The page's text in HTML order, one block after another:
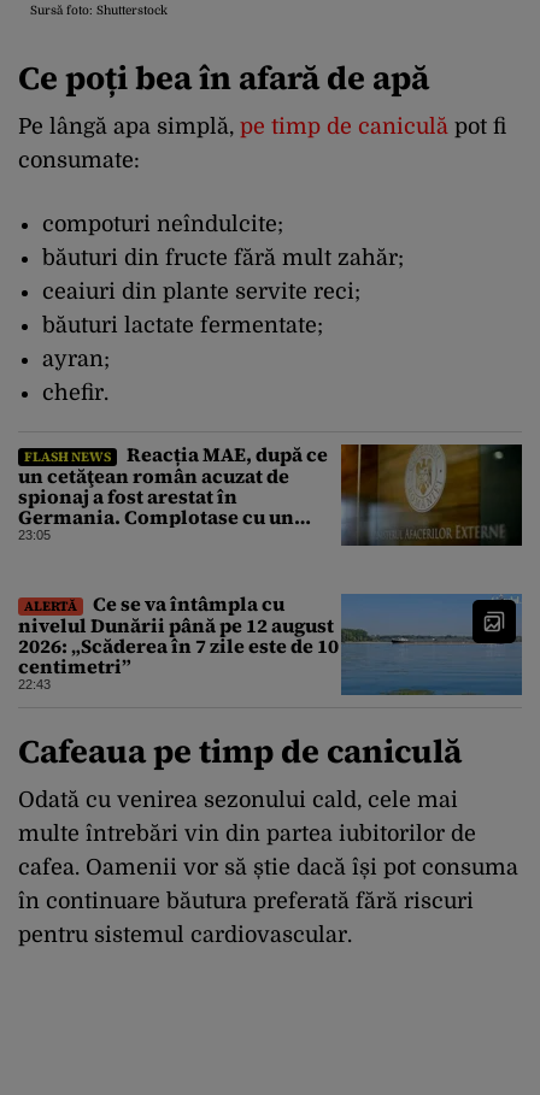
Sursă foto: Shutterstock
Ce poți bea în afară de apă
Pe lângă apa simplă, pe timp de caniculă pot fi
consumate:
compoturi neîndulcite;
băuturi din fructe fără mult zahăr;
ceaiuri din plante servite reci;
băuturi lactate fermentate;
ayran;
chefir.
FLASH NEWS
Reacția MAE, după ce
un cetăţean român acuzat de
spionaj a fost arestat în
Germania. Complotase cu un
ucrainean ca să asasineze un
23:05
ALERTĂ
Ce se va întâmpla cu
nivelul Dunării până pe 12 august
2026: „Scăderea în 7 zile este de 10
centimetri”
22:43
Cafeaua pe timp de caniculă
Odată cu venirea sezonului cald, cele mai
multe întrebări vin din partea iubitorilor de
cafea. Oamenii vor să știe dacă își pot consuma
în continuare băutura preferată fără riscuri
pentru sistemul cardiovascular.